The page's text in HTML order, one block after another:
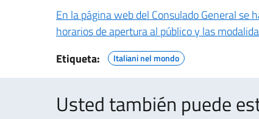
En la página web del Consulado General se
horarios de apertura al público y las
Etiqueta:
Italiani nel mondo
Usted también puede